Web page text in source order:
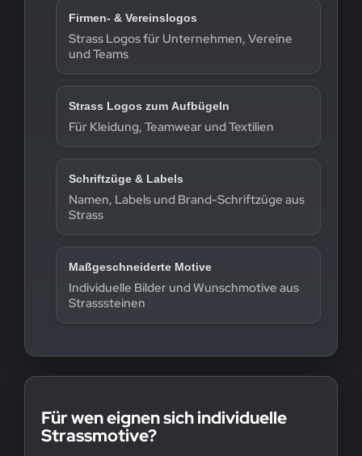
Firmen- & Vereinslogos
Strass Logos für Unternehmen, Vereine
und Teams
Strass Logos zum Aufbügeln
Für Kleidung, Teamwear und Textilien
Schriftzüge & Labels
Namen, Labels und Brand-Schriftzüge aus
Strass
Maßgeschneiderte Motive
Individuelle Bilder und Wunschmotive aus
Strasssteinen
Für wen eignen sich individuelle
Strassmotive?